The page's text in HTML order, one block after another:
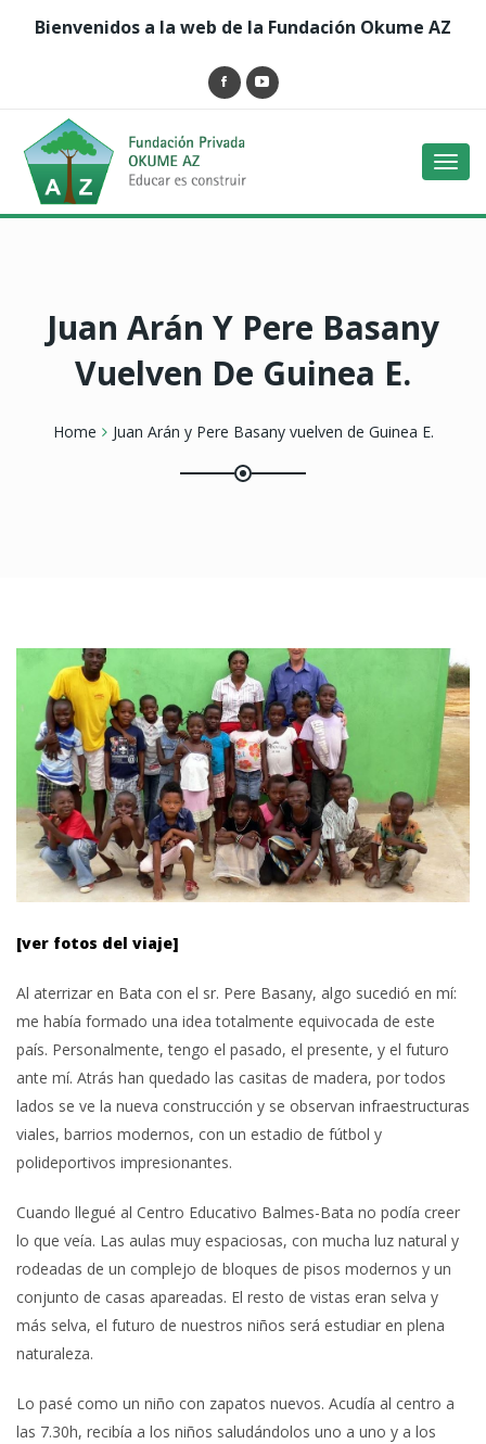
Bienvenidos a la web de la Fundación Okume AZ
Juan Arán Y Pere Basany
Vuelven De Guinea E.
Home Juan Arán y Pere Basany vuelven de Guinea E.
[ver fotos del viaje]
Al aterrizar en Bata con el sr. Pere Basany, algo sucedió en mí:
me había formado una idea totalmente equivocada de este
país. Personalmente, tengo el pasado, el presente, y el futuro
ante mí. Atrás han quedado las casitas de madera, por todos
lados se ve la nueva construcción y se observan infraestructuras
viales, barrios modernos, con un estadio de fútbol y
polideportivos impresionantes.
Cuando llegué al Centro Educativo Balmes-Bata no podía creer
lo que veía. Las aulas muy espaciosas, con mucha luz natural y
rodeadas de un complejo de bloques de pisos modernos y un
conjunto de casas apareadas. El resto de vistas eran selva y
más selva, el futuro de nuestros niños será estudiar en plena
naturaleza.
Lo pasé como un niño con zapatos nuevos. Acudía al centro a
las 7.30h, recibía a los niños saludándolos uno a uno y a los